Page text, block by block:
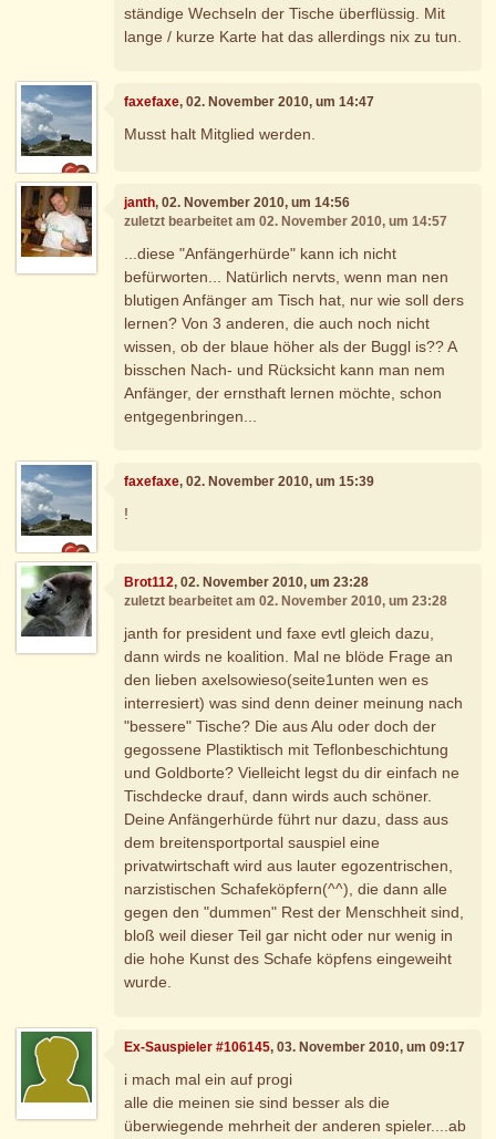
ständige Wechseln der Tische überflüssig. Mit
lange / kurze Karte hat das allerdings nix zu tun.
faxefaxe, 02. November 2010, um 14:47
Musst halt Mitglied werden.
janth, 02. November 2010, um 14:56
zuletzt bearbeitet am 02. November 2010, um 14:57
...diese "Anfängerhürde" kann ich nicht
befürworten... Natürlich nervts, wenn man nen
blutigen Anfänger am Tisch hat, nur wie soll ders
lernen? Von 3 anderen, die auch noch nicht
wissen, ob der blaue höher als der Buggl is?? A
bisschen Nach- und Rücksicht kann man nem
Anfänger, der ernsthaft lernen möchte, schon
entgegenbringen...
faxefaxe, 02. November 2010, um 15:39
!
Brot112, 02. November 2010, um 23:28
zuletzt bearbeitet am 02. November 2010, um 23:28
janth for president und faxe evtl gleich dazu,
dann wirds ne koalition. Mal ne blöde Frage an
den lieben axelsowieso(seite1unten wen es
interresiert) was sind denn deiner meinung nach
"bessere" Tische? Die aus Alu oder doch der
gegossene Plastiktisch mit Teflonbeschichtung
und Goldborte? Vielleicht legst du dir einfach ne
Tischdecke drauf, dann wirds auch schöner.
Deine Anfängerhürde führt nur dazu, dass aus
dem breitensportportal sauspiel eine
privatwirtschaft wird aus lauter egozentrischen,
narzistischen Schafeköpfern(^^), die dann alle
gegen den "dummen" Rest der Menschheit sind,
bloß weil dieser Teil gar nicht oder nur wenig in
die hohe Kunst des Schafe köpfens eingeweiht
wurde.
Ex-Sauspieler #106145, 03. November 2010, um 09:17
i mach mal ein auf progi
alle die meinen sie sind besser als die
überwiegende mehrheit der anderen spieler....ab